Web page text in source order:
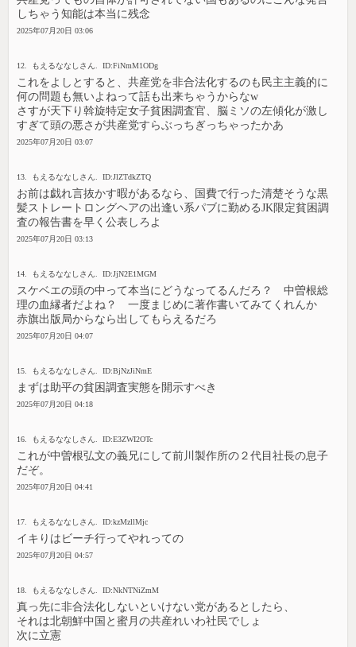
しちゃう知能は本当に残念
2025年07月20日 03:06
12. もえるななしさん. ID:FiNmM1ODg
これをよしとすると、共産党を非合法化するのも民主主義的に
何の問題も無いよねって話も出来ちゃうからなw
さすが天下り斡旋特定女子貧困調査官、脳ミソの左傾化が激し
すぎて頭の悪さが共産党すらぶっちぎっちゃったかあ
2025年07月20日 03:07
13. もえるななしさん. ID:JlZTdkZTQ
お前は戯れ言抜かす暇があるなら、国費で行った清楚そうな黒
髪ストレートロングヘアの出逢い系パブに勤めるJK限定貧困調
査の報告書を早く公表しろよ
2025年07月20日 03:13
14. もえるななしさん. ID:JjN2E1MGM
スケベエの頭の中って本当にどうなってるんだろ？ 中曽根総
理の血縁者だよね？ 一度まじめに著作書いてみてくれんか
赤旗出版局からなら出してもらえるだろ
2025年07月20日 04:07
15. もえるななしさん. ID:BjNzJiNmE
まずは助平の貧困調査実態を開示すべき
2025年07月20日 04:18
16. もえるななしさん. ID:E3ZWI2OTc
これが中曽根弘文の義兄にして前川製作所の２代目社長の息子
だぞ。
2025年07月20日 04:41
17. もえるななしさん. ID:kzMzllMjc
イキりはビーチ行ってやれっての
2025年07月20日 04:57
18. もえるななしさん. ID:NkNTNiZmM
真っ先に非合法化しないといけない党があるとしたら、
それは北朝鮮中国と蜜月の共産れいわ社民でしょ
次に立憲